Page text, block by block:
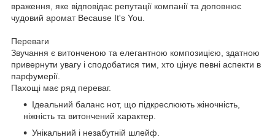
враження, яке відповідає репутації компанії та доповнює
чудовий аромат Because It's You.
Переваги
Звучання є витонченою та елегантною композицією, здатною
привернути увагу і сподобатися тим, хто цінує певні аспекти в
парфумерії.
Пахощі має ряд переваг.
Ідеальний баланс нот, що підкреслюють жіночність,
ніжність та витончений характер.
Унікальний і незабутній шлейф.